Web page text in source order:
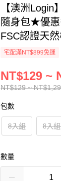
【澳洲
隨身包★優惠
FSC認證天
宅配滿NT$899免運
NT$129 ~
NT$129 ~
包數
8入組 8入
數量